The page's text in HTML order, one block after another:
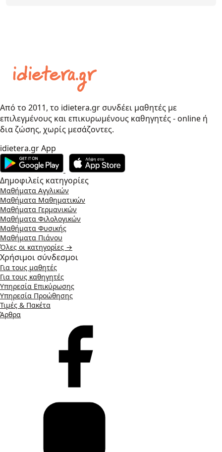
Από το 2011, το idietera.gr συνδέει μαθητές με
επιλεγμένους και επικυρωμένους καθηγητές - online ή
δια ζώσης, χωρίς μεσάζοντες.
idietera.gr App
Δημοφιλείς κατηγορίες
Μαθήματα Αγγλικών
Μαθήματα Μαθηματικών
Μαθήματα Γερμανικών
Μαθήματα Φιλολογικών
Μαθήματα Φυσικής
Μαθήματα Πιάνου
Όλες οι κατηγορίες →
Χρήσιμοι σύνδεσμοι
Για τους μαθητές
Για τους καθηγητές
Υπηρεσία Επικύρωσης
Υπηρεσία Προώθησης
Τιμές & Πακέτα
Άρθρα